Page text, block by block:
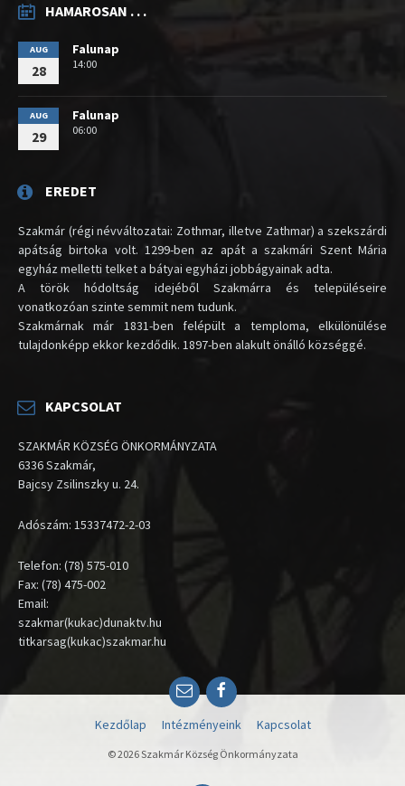
HAMAROSAN . . .
AUG
28
Falunap
14:00
AUG
29
Falunap
06:00
EREDET
Szakmár (régi névváltozatai: Zothmar, illetve Zathmar) a szekszárdi
apátság birtoka volt. 1299-ben az apát a szakmári Szent Mária
egyház melletti telket a bátyai egyházi jobbágyainak adta.
A török hódoltság idejéből Szakmárra és településeire
vonatkozóan szinte semmit nem tudunk.
Szakmárnak már 1831-ben felépült a temploma, elkülönülése
tulajdonképp ekkor kezdődik. 1897-ben alakult önálló községgé.
KAPCSOLAT
SZAKMÁR KÖZSÉG ÖNKORMÁNYZATA
6336 Szakmár,
Bajcsy Zsilinszky u. 24.
Adószám: 15337472-2-03
Telefon: (78) 575-010
Fax: (78) 475-002
Email:
szakmar(kukac)dunaktv.hu
titkarsag(kukac)szakmar.hu
EmailFacebook
Kezdőlap Intézményeink Kapcsolat
© 2026 Szakmár Község Önkormányzata